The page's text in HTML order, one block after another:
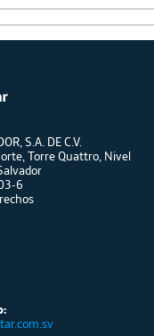
S.A. DE C.V.
Torre Quattro, Nivel
6